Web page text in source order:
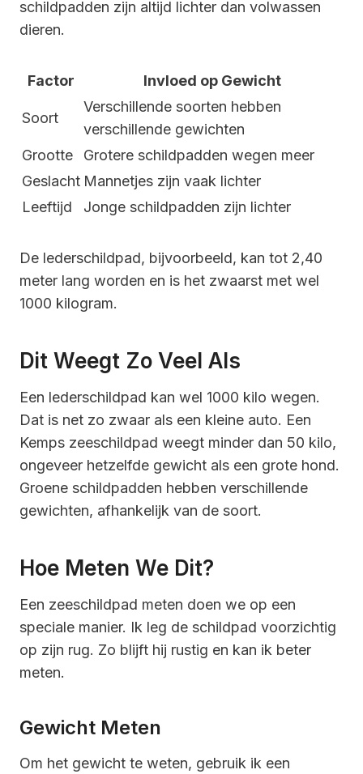
schildpadden zijn altijd lichter dan volwassen
dieren.
Factor Invloed op Gewicht
Soort
Verschillende soorten hebben
verschillende gewichten
Grootte
Grotere schildpadden wegen meer
Geslacht Mannetjes zijn vaak lichter
Leeftijd
Jonge schildpadden zijn lichter
De lederschildpad, bijvoorbeeld, kan tot 2,40
meter lang worden en is het zwaarst met wel
1000 kilogram.
Dit Weegt Zo Veel Als
Een lederschildpad kan wel 1000 kilo wegen.
Dat is net zo zwaar als een kleine auto. Een
Kemps zeeschildpad weegt minder dan 50 kilo,
ongeveer hetzelfde gewicht als een grote hond.
Groene schildpadden hebben verschillende
gewichten, afhankelijk van de soort.
Hoe Meten We Dit?
Een zeeschildpad meten doen we op een
speciale manier. Ik leg de schildpad voorzichtig
op zijn rug. Zo blijft hij rustig en kan ik beter
meten.
Gewicht Meten
Om het gewicht te weten, gebruik ik een